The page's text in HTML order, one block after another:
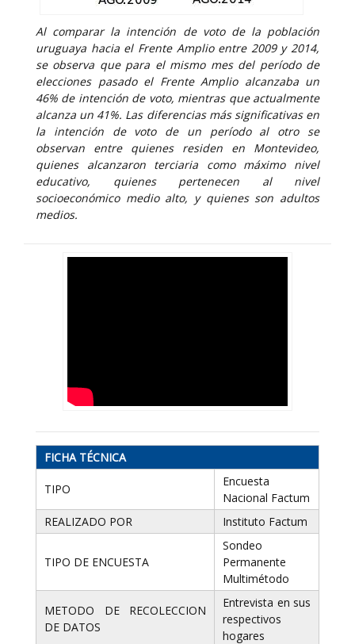
Al comparar la intención de voto de la población
uruguaya hacia el Frente Amplio entre 2009 y 2014,
se observa que para el mismo mes del período de
elecciones pasado el Frente Amplio alcanzaba un
46% de intención de voto, mientras que actualmente
alcanza un 41%. Las diferencias más significativas en
la intención de voto de un período al otro se
observan entre quienes residen en Montevideo,
quienes alcanzaron terciaria como máximo nivel
educativo, quienes pertenecen al nivel
socioeconómico medio alto, y quienes son adultos
medios.
FICHA TÉCNICA
TIPO
Encuesta
Nacional Factum
REALIZADO POR
Instituto Factum
TIPO DE ENCUESTA
Sondeo
Permanente
Multimétodo
METODO DE RECOLECCION
DE DATOS
Entrevista en sus
respectivos
hogares